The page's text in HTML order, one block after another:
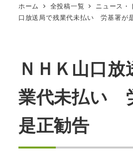
ホーム 全投稿一覧 ニュース・
口放送局で残業代未払い 労基署が
ＮＨＫ山口放
業代未払い
是正勧告